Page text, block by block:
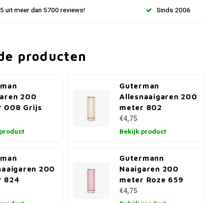
uit meer dan 5700 reviews! Sinds 2006
producten
200
008 Grijs
Guterman
Allesnaaigaren 200
meter 802
€4,75
Bekijk product
200
824
Gutermann
Naaigaren 200
meter Roze 659
€4,75